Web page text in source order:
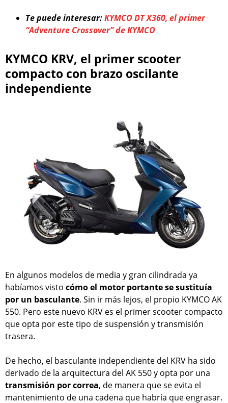
Te puede interesar:KYMCO DT X360, el primer
“Adventure Crossover” de KYMCO
KYMCO KRV, el primer scooter
compacto con brazo oscilante
independiente
En algunos modelos de media y gran cilindrada ya
habíamos visto cómo el motor portante se sustituía
por un basculante. Sin ir más lejos, el propio KYMCO AK
550. Pero este nuevo KRV es el primer scooter compacto
que opta por este tipo de suspensión y transmisión
trasera.
De hecho, el basculante independiente del KRV ha sido
derivado de la arquitectura del AK 550 y opta por una
transmisión por correa, de manera que se evita el
mantenimiento de una cadena que habría que engrasar.